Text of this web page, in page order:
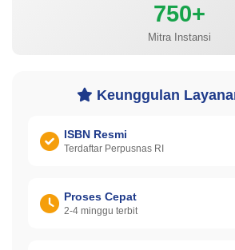
750+
Mitra Instansi
Keunggulan
ISBN Resmi
Terdaftar Perpusnas RI
Proses Cepat
2-4 minggu terbit